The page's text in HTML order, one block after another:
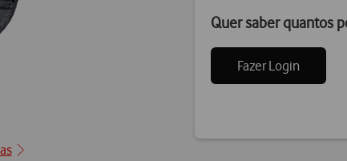
Quer saber quantos
Fazer Login